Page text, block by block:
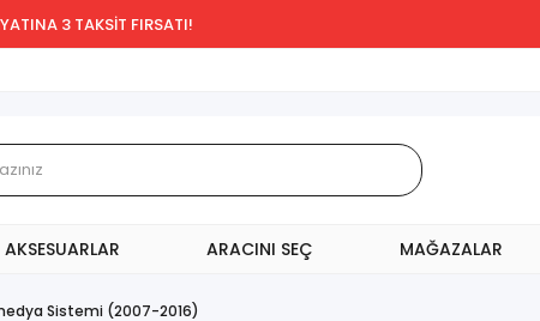
3 TAKSİT FIRSATI!
AKSESUARLAR ARACINI SEÇ MAĞAZALAR
Sistemi (2007-2016)